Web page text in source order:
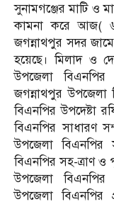
সুনামগঞ্জের মাটি ও
কামনা করে আজ(
জগন্নাথপুর সদর
হয়েছে। মিলাদ ও
উপজেলা
জগন্নাথপুর উপজেলা
বিএনপির উপদেষ্টা
বিএনপির সাধারণ
উপজেলা বিএনপির
বিএনপির সহ-ত্রাণ ও
উপজেলা
উপজেলা বিএনপির